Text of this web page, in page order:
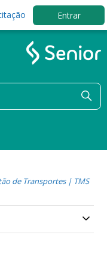
Entrar
de Transportes | TMS